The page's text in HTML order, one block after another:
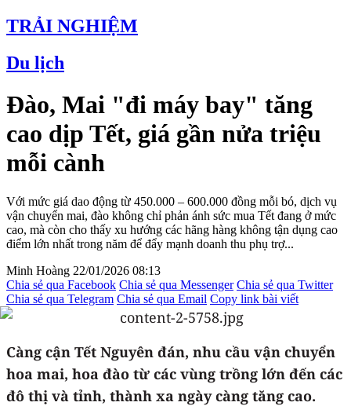
TRẢI NGHIỆM
Du lịch
Đào, Mai "đi máy bay" tăng
cao dịp Tết, giá gần nửa triệu
mỗi cành
Với mức giá dao động từ 450.000 – 600.000 đồng mỗi bó, dịch vụ
vận chuyển mai, đào không chỉ phản ánh sức mua Tết đang ở mức
cao, mà còn cho thấy xu hướng các hãng hàng không tận dụng cao
điểm lớn nhất trong năm để đẩy mạnh doanh thu phụ trợ...
Minh Hoàng 22/01/2026 08:13
Chia sẻ qua Facebook Chia sẻ qua Messenger Chia sẻ qua Twitter
Chia sẻ qua Telegram Chia sẻ qua Email Copy link bài viết
Càng cận Tết Nguyên đán, nhu cầu vận chuyển
hoa mai, hoa đào từ các vùng trồng lớn đến các
đô thị và tỉnh, thành xa ngày càng tăng cao.